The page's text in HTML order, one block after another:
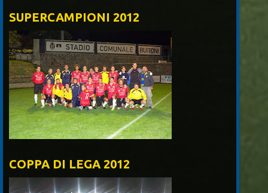
SUPERCAMPIONI 2012
COPPA DI LEGA 2012